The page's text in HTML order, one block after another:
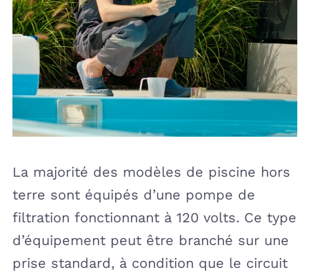
La majorité des modèles de piscine hors
terre sont équipés d’une pompe de
filtration fonctionnant à 120 volts. Ce type
d’équipement peut être branché sur une
prise standard, à condition que le circuit